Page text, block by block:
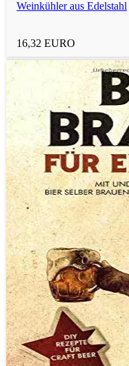
Geldgeschenke
Personalisierte
Praktische
Deko-
Heimwerker
Weinkühler aus Edelstahl
16,32 EURO